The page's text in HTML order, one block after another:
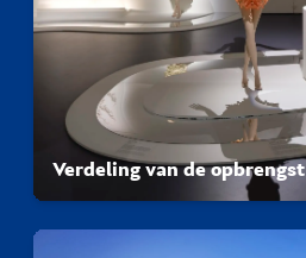
Verdeling van de opbrengst